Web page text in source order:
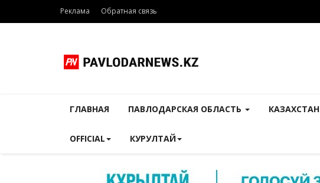
Реклама Обратная связь
ГЛАВНАЯ ПАВЛОДАРСКАЯ ОБЛАСТЬ КАЗАХСТАН
OFFICIAL КУРУЛТАЙ